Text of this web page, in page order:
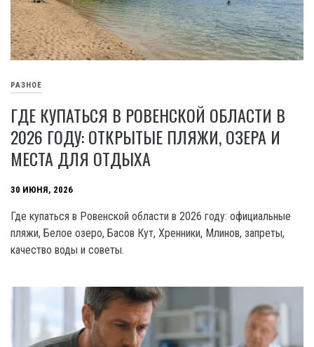
РАЗНОЕ
ГДЕ КУПАТЬСЯ В РОВЕНСКОЙ ОБЛАСТИ В
2026 ГОДУ: ОТКРЫТЫЕ ПЛЯЖИ, ОЗЕРА И
МЕСТА ДЛЯ ОТДЫХА
30 ИЮНЯ, 2026
Где купаться в Ровенской области в 2026 году: официальные
пляжи, Белое озеро, Басов Кут, Хренники, Млинов, запреты,
качество воды и советы.